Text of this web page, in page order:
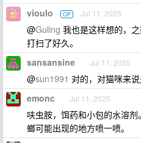
vioulo OP Jul 11, 2025
@Guling 我也是这样想的，
打扫了好久。
sansansine Jul 11, 2025
@sun1991 对的，对猫咪来
emonc Jul 11, 2025
呋虫胺，饵药和小包的水溶
螂可能出现的地方喷一喷。